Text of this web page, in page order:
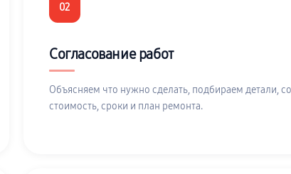
02
Согласование работ
Объясняем что нужно сделать, подбираем детали,
стоимость, сроки и план ремонта.